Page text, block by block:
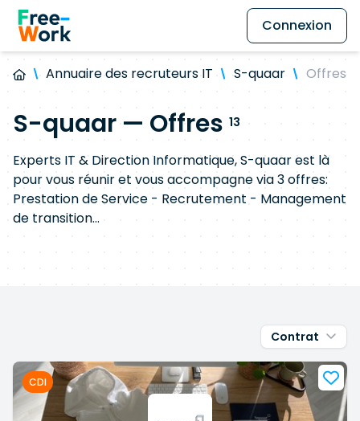
Connexion
Annuaire des recruteurs IT S-quaar Offres
S-quaar — Offres 13
Experts IT & Direction Informatique, S-quaar est là
pour vous réunir et vous accompagne via 3 offres:
Prestation de Service - Recrutement - Management
de transition
Intégration de compétences au sein de la DSI
➤ Management de transition : Mise à disposition de
Directeurs / Responsables de services informatique
(DSI, RSI, Directeur et Resp. Développement,
Infrastructure, Cybersécurité, etc... )
Contrat
CDI